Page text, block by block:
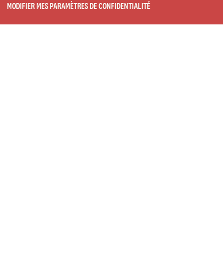
MODIFIER MES PARAMÈTRES DE CONFIDENTIALITÉ